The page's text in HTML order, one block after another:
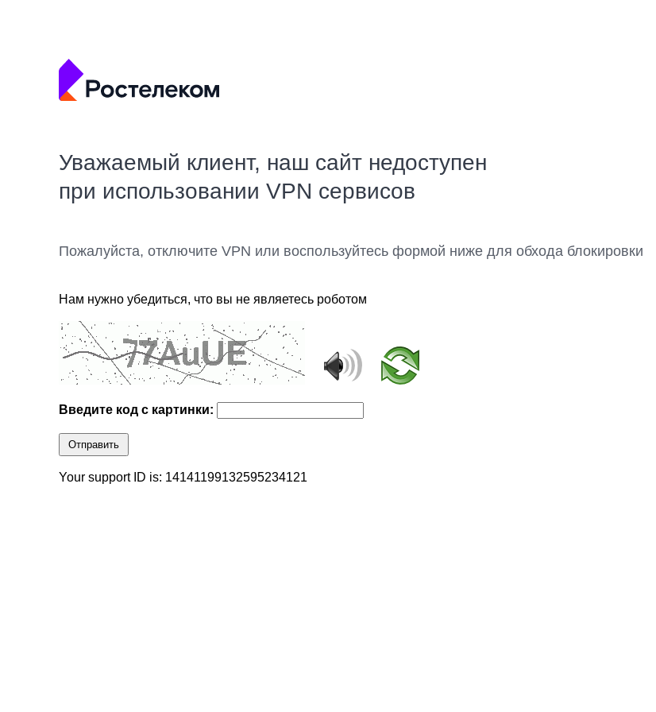
Уважаемый клиент, наш сайт недоступен
при использовании VPN сервисов
Пожалуйста, отключите VPN или воспользуйтесь формой ниже для обхода блокировки
Нам нужно убедиться, что вы не являетесь роботом
Введите код с картинки:
Отправить
Your support ID is: 14141199132595234121